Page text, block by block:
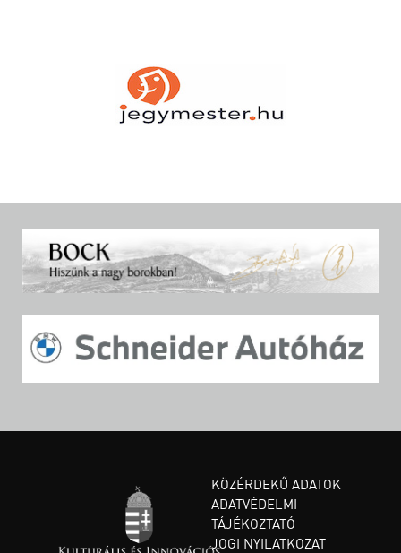
KÖZÉRDEKŰ ADATOK
ADATVÉDELMI
TÁJÉKOZTATÓ
JOGI NYILATKOZAT